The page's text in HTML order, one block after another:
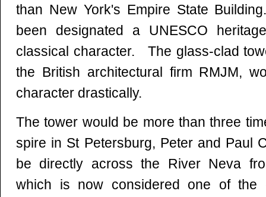
than New York's Empire State
been designated a UNESCO
classical character. The glass-clad
the British architectural firm RMJM,
character drastically.
The tower would be more than three
spire in St Petersburg, Peter and Paul
be directly across the River Neva
which is now considered one of the